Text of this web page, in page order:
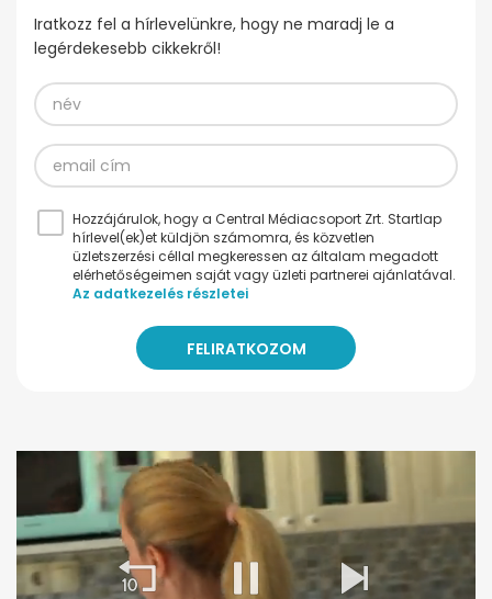
Iratkozz fel a hírlevelünkre, hogy ne maradj le a
legérdekesebb cikkekről!
Hozzájárulok, hogy a Central Médiacsoport Zrt. Startlap
hírlevel(ek)et küldjön számomra, és közvetlen
üzletszerzési céllal megkeressen az általam megadott
elérhetőségeimen saját vagy üzleti partnerei ajánlatával.
Az adatkezelés részletei